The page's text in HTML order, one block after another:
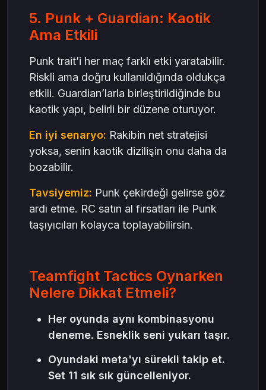
5. Punk + Guardian: Kaotik
Ama Etkili
Punk trait’i her maç farklı etki yaratabilir.
Riskli ama doğru kullanıldığında oldukça
etkili. Guardian’larla birleştirildiğinde bu
kaotik yapı, belirli bir düzene oturuyor.
En iyi senaryo: Rakibin net stratejisi
yoksa, senin kaotik dizilişin onu daha da
bozabilir.
Tavsiyemiz: Punk çekirdeği gelirse göz
ardı etme. RC satın al fırsatları ile Punk
taşıyıcıları kolayca toplayabilirsin.
Teamfight Tactics Oynarken
Nelere Dikkat Etmeli?
Her oyunda aynı kombinasyonu
deneme. Esneklik seni yukarı taşır.
Oyundaki meta'yı sürekli takip et.
Set 11 sık sık güncelleniyor.